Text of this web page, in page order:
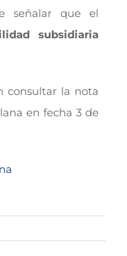
señalar que el
subsidiaria
consultar la nota
en fecha 3 de